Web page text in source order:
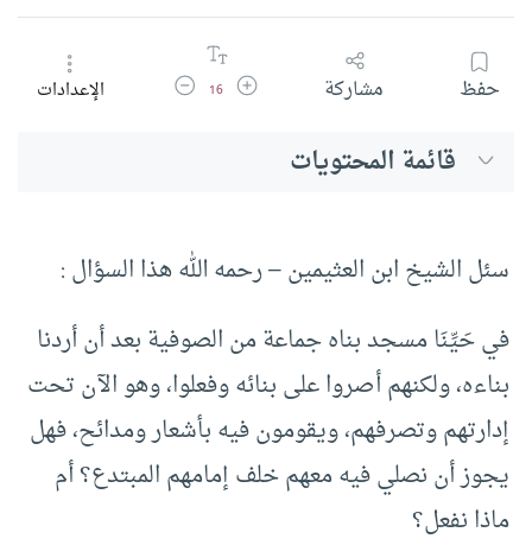
حفظ مشاركة زيادة حجم الخط
16 تقليل حجم الخطالإعدادات
قائمة المحتويات
سئل الشيخ ابن العثيمين – رحمه الله هذا السؤال :
في حَيِّنَا مسجد بناه جماعة من الصوفية بعد أن أردنا
بناءه، ولكنهم أصروا على بنائه وفعلوا، وهو الآن تحت
إدارتهم وتصرفهم، ويقومون فيه بأشعار ومدائح، فهل
يجوز أن نصلي فيه معهم خلف إمامهم المبتدع؟ أم
ماذا نفعل؟